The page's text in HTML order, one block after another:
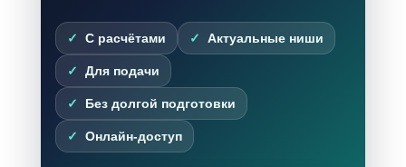
С расчётами Актуальные ниши
Для подачи
Без долгой подготовки
Онлайн-доступ